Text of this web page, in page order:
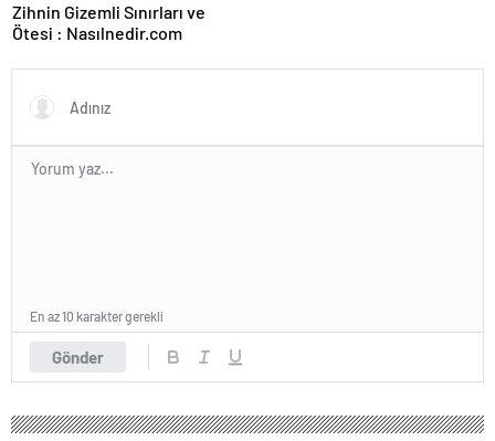
Zihnin Gizemli Sınırları ve
Ötesi : Nasılnedir.com
Gönder
En az 10 karakter gerekli